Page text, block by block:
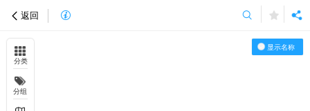
返回
显示名称
分类
分组